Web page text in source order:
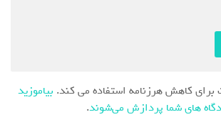
کاهش هرزنامه استفاده می کند. بیاموزید
های شما پردازش می‌شوند.